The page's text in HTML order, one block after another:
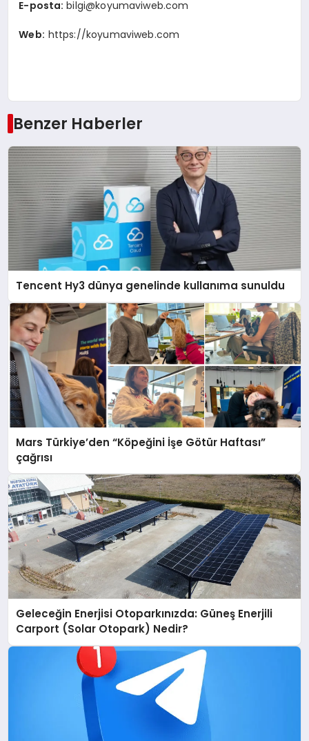
E-posta:bilgi@koyumaviweb.com
Web: https://koyumaviweb.com
Benzer Haberler
Tencent Hy3 dünya genelinde kullanıma sunuldu
Mars Türkiye’den “Köpeğini İşe Götür Haftası”
çağrısı
Geleceğin Enerjisi Otoparkınızda: Güneş Enerjili
Carport (Solar Otopark) Nedir?